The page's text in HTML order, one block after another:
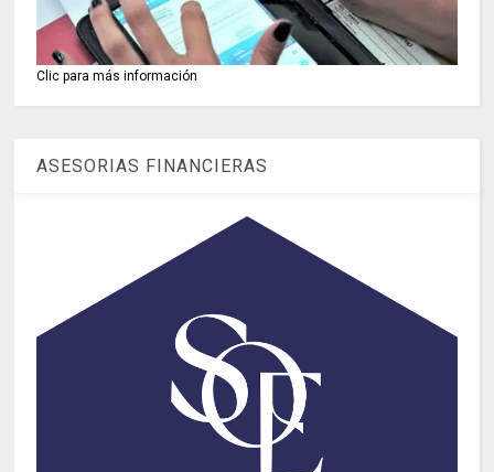
Clic para más información
ASESORIAS FINANCIERAS